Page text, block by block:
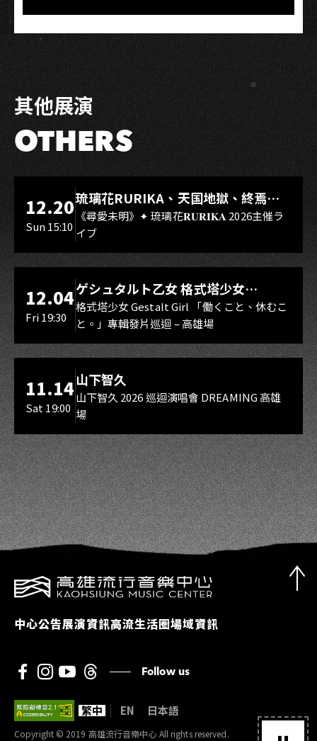
其他展演
OTHERS
LIVE WAREHOUSE 小庫
12.20
Sun 15:10
琉璃花RURIKA、天国地獄、終焉
Rebirth、DUALIA、無我夢中、花奏
スマイル（O.A.）
《尋愛未明》✦ 琉璃花𝐑𝐔𝐑𝐈𝐊𝐀 2026主催ラ
イブ
LIVE WAREHOUSE 小庫
12.04
Fri 19:30
ゲシュタルト乙女 格式塔少女
Gestalt Girl
格式塔少女 Gestalt Girl 「働くこと、休むこ
と。」專輯發片巡迴 – 高雄場
11.14
Sat 19:00
山下智久
山下智久 2026 巡迴演唱會 DREAMING 高雄
場
中心公告展演資訊高流生活圈場域資訊
Follow us
Copyright © 2019 高雄流行音樂中心 All rights reserved.
繁中 EN 日本語